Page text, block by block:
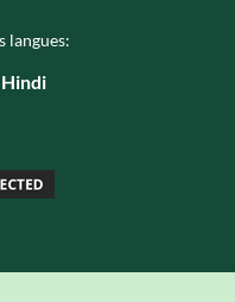
langues:
Hindi